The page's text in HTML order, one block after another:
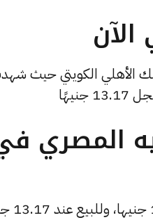
الأهلي الكويتي حيث
المصري